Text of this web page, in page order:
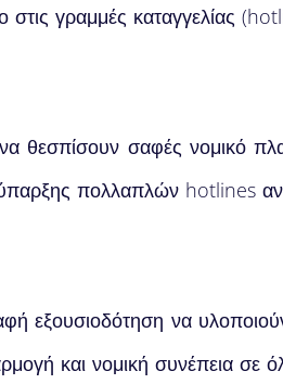
στις γραμμές καταγγελίας
σαφές νομικό
ύπαρξης πολλαπλών hotlines
εξουσιοδότηση να
και νομική συνέπεια σε